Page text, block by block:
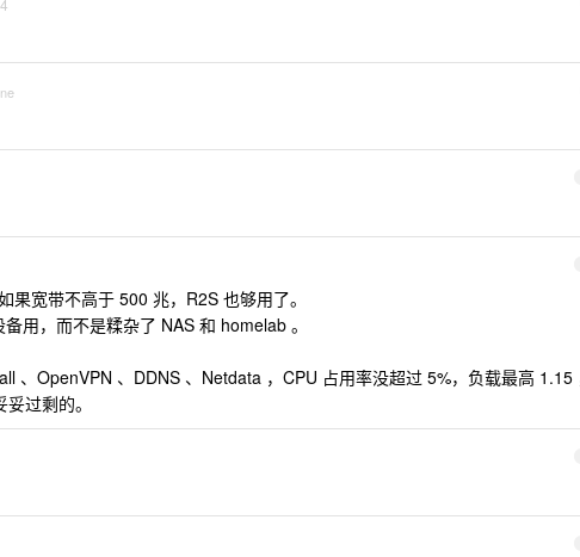
4
果宽带不高于 500 兆，R2S 也够用了。
用，而不是糅杂了 NAS 和 homelab 。
、OpenVPN 、DDNS 、Netdata ，CPU 占用率没超过 5%，负载最高 1.15
过剩的。